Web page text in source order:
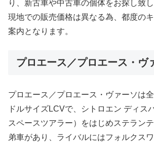
り、新古車や中古車の個体をお探し致
現地での販売価格は異なる為、都度の
案内となります。
プロエース／プロエース・ヴ
プロエース／プロエース・ヴァーソは
ドルサイズLCVで、シトロエン ディス
スペースツアラー）をはじめステラン
弟車があり、ライバルにはフォルクス